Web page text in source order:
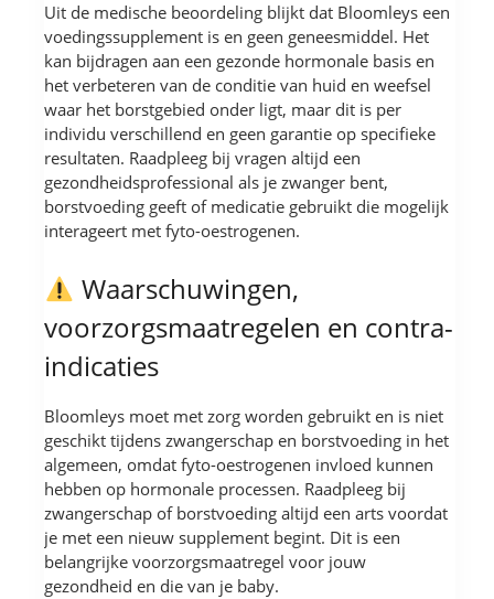
Uit de medische beoordeling blijkt dat Bloomleys een
voedingssupplement is en geen geneesmiddel. Het
kan bijdragen aan een gezonde hormonale basis en
het verbeteren van de conditie van huid en weefsel
waar het borstgebied onder ligt, maar dit is per
individu verschillend en geen garantie op specifieke
resultaten. Raadpleeg bij vragen altijd een
gezondheidsprofessional als je zwanger bent,
borstvoeding geeft of medicatie gebruikt die mogelijk
interageert met fyto-oestrogenen.
Waarschuwingen,
voorzorgsmaatregelen en contra-
indicaties
Bloomleys moet met zorg worden gebruikt en is niet
geschikt tijdens zwangerschap en borstvoeding in het
algemeen, omdat fyto-oestrogenen invloed kunnen
hebben op hormonale processen. Raadpleeg bij
zwangerschap of borstvoeding altijd een arts voordat
je met een nieuw supplement begint. Dit is een
belangrijke voorzorgsmaatregel voor jouw
gezondheid en die van je baby.